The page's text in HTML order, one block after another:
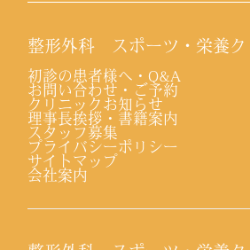
整形外科 スポーツ・栄養ク
初診の患者様へ・Q&A
お問い合わせ・ご予約
クリニックお知らせ
理事長挨拶・書籍案内
スタッフ募集
プライバシーポリシー
サイトマップ
会社案内